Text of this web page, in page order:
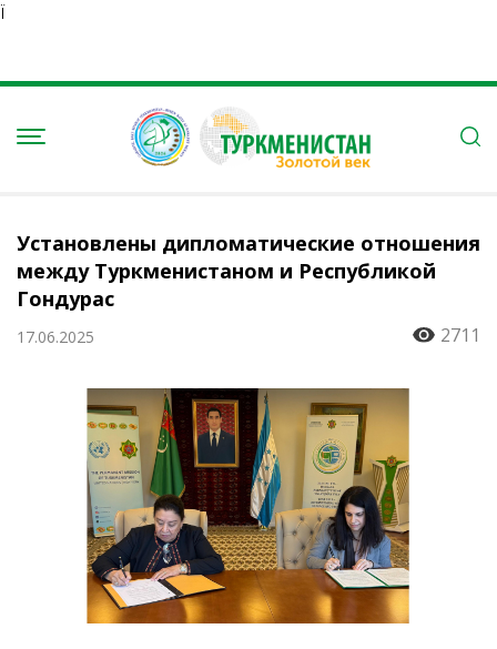
Ï
Установлены дипломатические отношения
между Туркменистаном и Республикой
Гондурас
17.06.2025 2711